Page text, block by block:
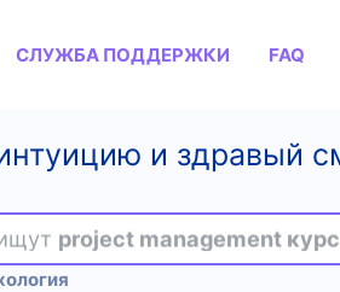
СЛУЖБА ПОДДЕРЖКИ FAQ
и здравый
project management курс